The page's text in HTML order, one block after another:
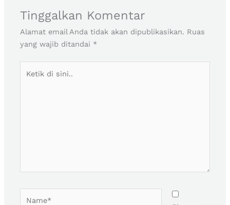
Tinggalkan Komentar
Alamat email Anda tidak akan dipublikasikan. Ruas
yang wajib ditandai *